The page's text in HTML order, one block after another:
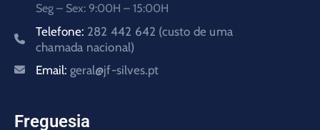
Seg – Sex: 9:00H – 15:00H
Telefone: 282 442 642 (custo de uma
chamada nacional)
Email: geral@jf-silves.pt
Freguesia